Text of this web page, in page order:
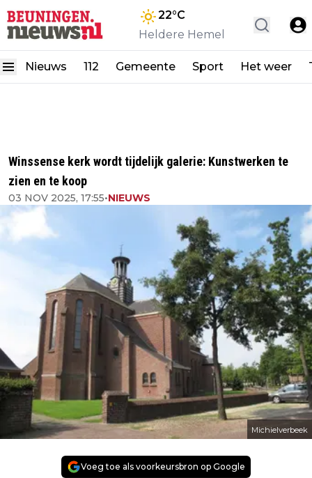
22°C
Heldere Hemel
Nieuws 112 Gemeente Sport Het weer
Winssense kerk wordt tijdelijk galerie: Kunstwerken te
zien en te koop
03 NOV 2025, 17:55•NIEUWS
Michielverbeek
Voeg toe als voorkeursbron op Google